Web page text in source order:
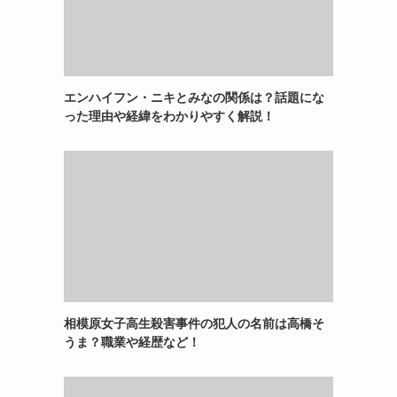
エンハイフン・ニキとみなの関係は？話題にな
った理由や経緯をわかりやすく解説！
相模原女子高生殺害事件の犯人の名前は高橋そ
うま？職業や経歴など！